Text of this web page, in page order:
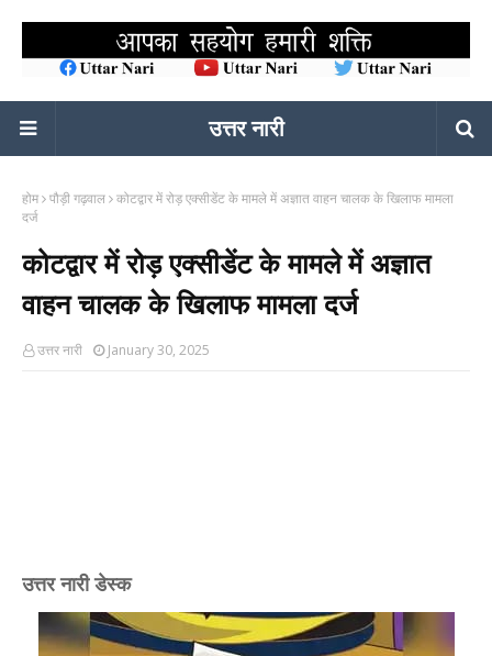
उत्तर नारी
होम पौड़ी गढ़वाल कोटद्वार में रोड़ एक्सीडेंट के मामले में अज्ञात वाहन चालक के खिलाफ मामला
दर्ज
कोटद्वार में रोड़ एक्सीडेंट के मामले में अज्ञात
वाहन चालक के खिलाफ मामला दर्ज
उत्तर नारी January 30, 2025
उत्तर नारी डेस्क